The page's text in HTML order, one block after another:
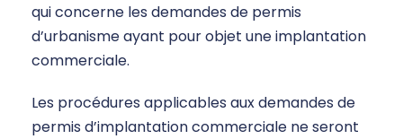
qui concerne les demandes de permis
d’urbanisme ayant pour objet une implantation
commerciale.
Les procédures applicables aux demandes de
permis d’implantation commerciale ne seront